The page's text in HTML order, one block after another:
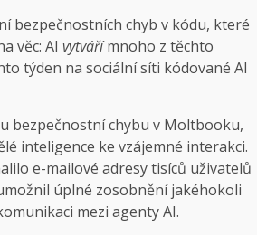
bezpečnostních chyb v kódu, které
věc: AI vytvářímnoho z těchto
týden na sociální síti kódované AI
bezpečnostní chybu v Moltbooku,
inteligence ke vzájemné interakci.
e-mailové adresy tisíců uživatelů
úplné zosobnění jakéhokoli
mezi agenty AI.